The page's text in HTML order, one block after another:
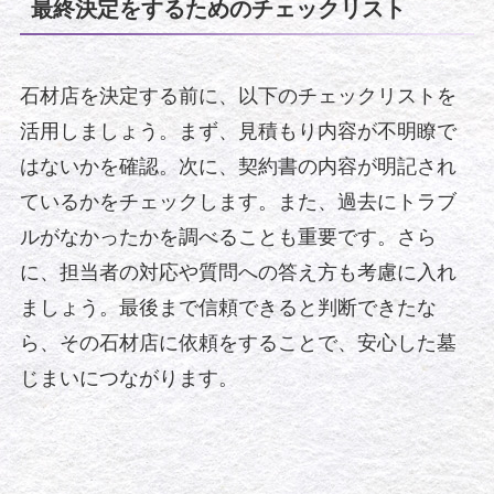
最終決定をするためのチェックリスト
石材店を決定する前に、以下のチェックリストを
活用しましょう。まず、見積もり内容が不明瞭で
はないかを確認。次に、契約書の内容が明記され
ているかをチェックします。また、過去にトラブ
ルがなかったかを調べることも重要です。さら
に、担当者の対応や質問への答え方も考慮に入れ
ましょう。最後まで信頼できると判断できたな
ら、その石材店に依頼をすることで、安心した墓
じまいにつながります。